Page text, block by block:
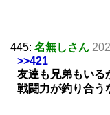
445: 名無しさん
>>421
友達も兄弟もいる
戦闘力が釣り合う